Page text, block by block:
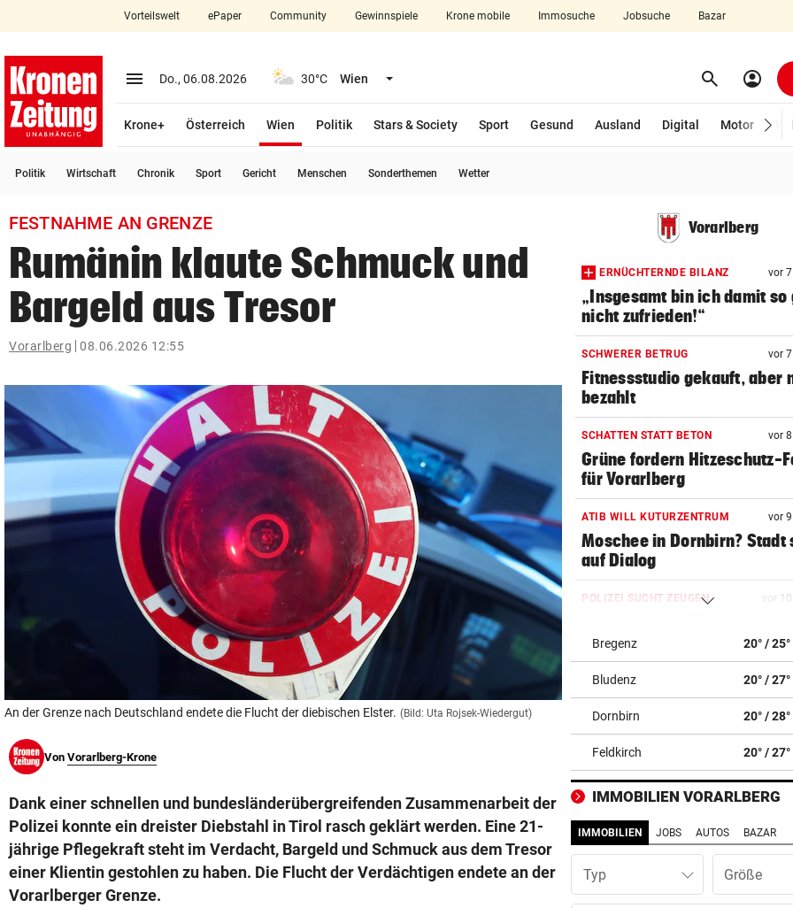
closeSchließen
account_circle Anmelden
arrow_right
bookmark
search
Suchbegriff
eingeben
© Krone Multimedia GmbH & Co KG 2026
Muthgasse 2, 1190 Wien
Vorteilswelt ePaper Community Gewinnspiele Krone mobile Immosuche Jobsuche Bazar
menu Menü aufklappen
Do., 06.08.2026 30°C Wien Menü aufklappen search Suchen
account_circle
Krone+ Österreich Wien
Politik
Stars & Society Sport Gesund Ausland Digital Motor
Politik Wirtschaft Chronik Sport Gericht Menschen Sonderthemen Wetter
FESTNAHME AN GRENZE
Rumänin klaute Schmuck und
Bargeld aus Tresor
Vorarlberg 08.06.2026 12:55
An der Grenze nach Deutschland endete die Flucht der diebischen Elster. (Bild: Uta Rojsek-Wiedergut)
Von Vorarlberg-Krone
Dank einer schnellen und bundesländerübergreifenden Zusammenarbeit der
Polizei konnte ein dreister Diebstahl in Tirol rasch geklärt werden. Eine 21-
jährige Pflegekraft steht im Verdacht, Bargeld und Schmuck aus dem Tresor
einer Klientin gestohlen zu haben. Die Flucht der Verdächtigen endete an der
Vorarlberger Grenze.
Vorarlberg
ERNÜCHTERNDE BILANZ vor
„Insgesamt bin ich damit so
nicht zufrieden!“
SCHWERER BETRUG vor
Fitnessstudio gekauft, aber
bezahlt
SCHATTEN STATT BETON vor
Grüne fordern Hitzeschutz-
für Vorarlberg
ATIB WILL KUTURZENTRUM vor
Moschee in Dornbirn? Stadt
auf Dialog
POLIZEI SUCHT ZEUGEN vor
Crash zurück
SANIERUNG GESCHEITERT vor
Stuckateur rutscht
die Pleite
vor
Vermummter E-Scooter-
(16) fährt Polizist um
SANIERUNGSOFFENSIVE vor
Wieder ein Sommer der
Baustellen im Ländle
Bregenz 20° / 25°
Bludenz 20° / 27°
Dornbirn 20° / 28°
Feldkirch 20° / 27°
IMMOBILIEN VORARLBERG
IMMOBILIEN JOBS AUTOS BAZAR
Typ